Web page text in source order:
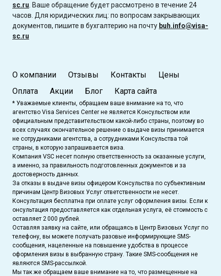
sc.ru . Ваше обращение будет рассмотрено в течение 24
часов. Для юридических лиц: по вопросам закрывающих
документов, пишите в бухгалтерию на почту buh.info@visa-
sc.ru
О компании Отзывы Контакты
Цены
Оплата
Акции Блог Карта сайта
* Уважаемые клиенты, обращаем ваше внимание на то, что
агентство Visa Services Center не является Консульством или
официальным представительством какой-либо страны, поэтому во
всех случаях окончательное решение о выдаче визы принимается
не сотрудниками агентства, а сотрудниками Консульства той
страны, в которую запрашивается виза.
Компания VSC несет полную ответственность за оказанные услуги,
а именно, за правильность подготовленных документов и за
достоверность данных.
За отказы в выдаче визы офицером Консульства по субъективным
причинам Центр Визовых Услуг ответственности не несет.
Консультация бесплатна при оплате услуг оформления визы. Если к
онсультация предоставляется как отдельная услуга, её стоимость с
оставляет 2 000 рублей.
Оставляя заявку на сайте, или обращаясь в Центр Визовых Услуг по
телефону, вы можете получать разовые информирующие SMS-
сообщения, нацеленные на повышение удобства в процессе
оформления визы в выбранную страну. Такие SMS-сообщения не
являются SMS-рассылкой.
Мы так же обращаем ваше внимание на то, что размещенные на